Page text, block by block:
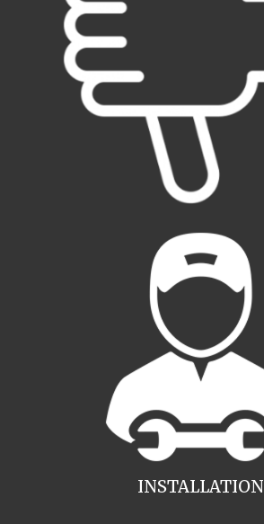
INSTALLATION